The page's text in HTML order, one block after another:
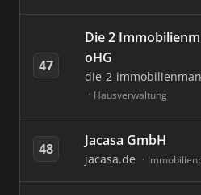
47
Die 2
oHG
die-2-
Hausverwaltung
48 Jacasa GmbH
jacasa.de